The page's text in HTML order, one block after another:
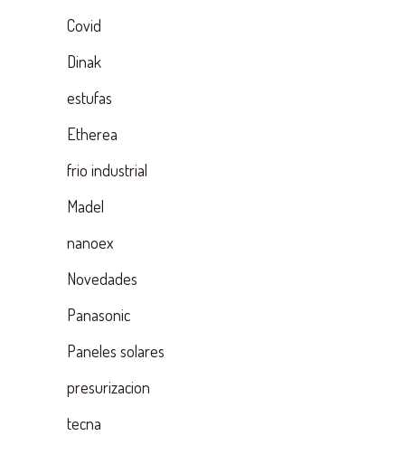
Covid
Dinak
estufas
Etherea
frio industrial
Madel
nanoex
Novedades
Panasonic
Paneles solares
presurizacion
tecna